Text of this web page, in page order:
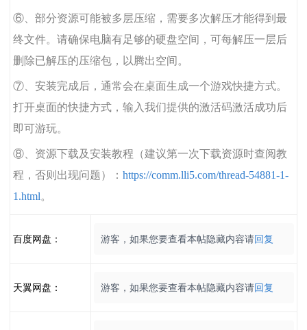
⑥、部分资源可能被多层压缩，需要多次解压才能得到最
终文件。请确保电脑有足够的硬盘空间，可每解压一层后
删除已解压的压缩包，以腾出空间。
⑦、安装完成后，通常会在桌面生成一个游戏快捷方式。
打开桌面的快捷方式，输入我们提供的激活码激活成功后
即可游玩。
⑧、资源下载及安装教程（建议第一次下载资源时查阅教
程，否则出现问题）： https://comm.lli5.com/thread-54881-1-
1.html。
百度网盘： 游客，如果您要查看本帖隐藏内容请回复
天翼网盘： 游客，如果您要查看本帖隐藏内容请回复